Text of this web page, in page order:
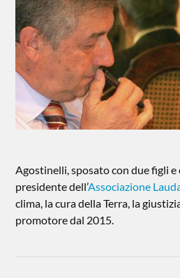
Agostinelli, sposato con due figli e
presidente dell’Associazione
clima, la cura della Terra, la
promotore dal 2015.